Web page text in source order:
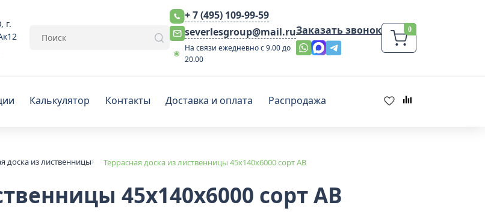
г.
+ 7 (495) 109-99-59
severlesgroup@mail.ru
На связи ежедневно с 9.00 до
20.00
Заказать звонок
Калькулятор Контакты Доставка и оплата Распродажа
доска из лиственницы Террасная доска из лиственницы 45x140х6000 cорт АВ
45x140х6000 cорт АВ